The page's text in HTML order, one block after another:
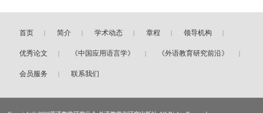
首页 简介 学术动态 章程 领导机构
优秀论文 《中国应用语言学》 《外语教育研究前沿》
会员服务 联系我们